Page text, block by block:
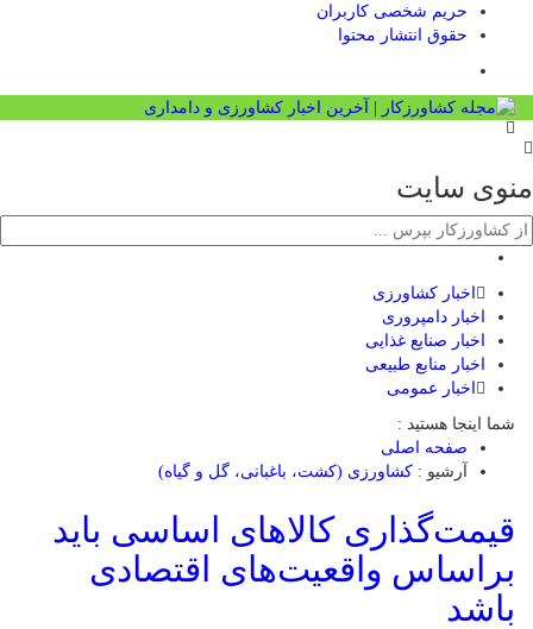
حریم شخصی کاربران
حقوق انتشار محتوا
منوی سایت
اخبار کشاورزی
اخبار دامپروری
اخبار صنایع غذایی
اخبار منابع طبیعی
اخبار عمومی
شما اینجا هستید :
صفحه اصلی
آرشیو : کشاورزی (کشت، باغبانی، گل و گیاه)
قیمت‌گذاری کالاهای اساسی باید
براساس واقعیت‌های اقتصادی
باشد